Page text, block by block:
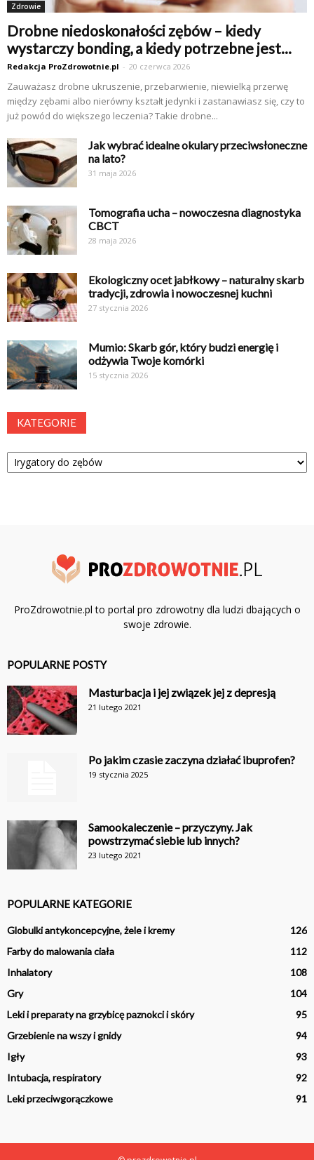
Zdrowie
Drobne niedoskonałości zębów – kiedy
wystarczy bonding, a kiedy potrzebne jest...
Redakcja ProZdrowotnie.pl - 20 czerwca 2026
Zauważasz drobne ukruszenie, przebarwienie, niewielką przerwę
między zębami albo nierówny kształt jedynki i zastanawiasz się, czy to
już powód do większego leczenia? Takie drobne...
Jak wybrać idealne okulary przeciwsłoneczne
na lato?
31 maja 2026
Tomografia ucha – nowoczesna diagnostyka
CBCT
28 maja 2026
Ekologiczny ocet jabłkowy – naturalny skarb
tradycji, zdrowia i nowoczesnej kuchni
27 stycznia 2026
Mumio: Skarb gór, który budzi energię i
odżywia Twoje komórki
15 stycznia 2026
KATEGORIE
Kategorie
ProZdrowotnie.pl to portal pro zdrowotny dla ludzi dbających o
swoje zdrowie.
POPULARNE POSTY
Masturbacja i jej związek jej z depresją
21 lutego 2021
Po jakim czasie zaczyna działać ibuprofen?
19 stycznia 2025
Samookaleczenie – przyczyny. Jak
powstrzymać siebie lub innych?
23 lutego 2021
POPULARNE KATEGORIE
Globulki antykoncepcyjne, żele i kremy
126
Farby do malowania ciała
112
Inhalatory
108
Gry
104
Leki i preparaty na grzybicę paznokci i skóry
95
Grzebienie na wszy i gnidy
94
Igły
93
Intubacja, respiratory
92
Leki przeciwgorączkowe
91